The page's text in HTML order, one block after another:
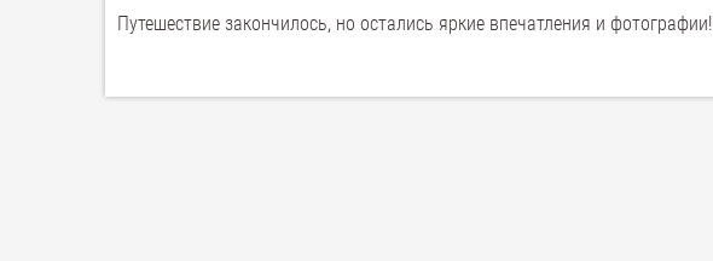
Путешествие закончилось, но остались яркие впечатления и фотографии!